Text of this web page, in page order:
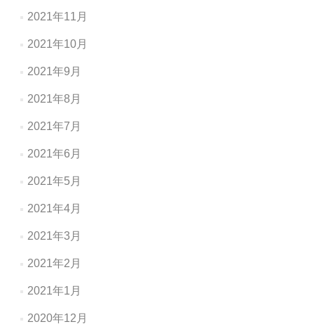
2021年11月
2021年10月
2021年9月
2021年8月
2021年7月
2021年6月
2021年5月
2021年4月
2021年3月
2021年2月
2021年1月
2020年12月